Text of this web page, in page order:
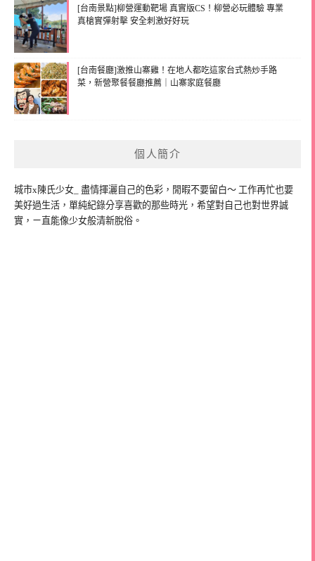
[台南景點]柳營運動靶場 真實版CS！柳營必玩體驗 專業
真槍實彈射擊 安全刺激好好玩
[台南餐廳]激推山寨雞！在地人都吃這家台式熱炒手路
菜，新營聚餐餐廳推薦｜山寨家庭餐廳
個人簡介
城市x陳氏少女_ 盡情揮灑自己的色彩，閒暇不要留白～ 工作再忙也要
美好過生活，單純紀錄分享喜歡的那些時光，希望對自己也對世界誠
實，ㄧ直能像少女般清新脫俗。